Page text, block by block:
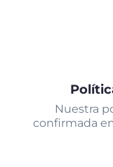
Nuestra
confirmada